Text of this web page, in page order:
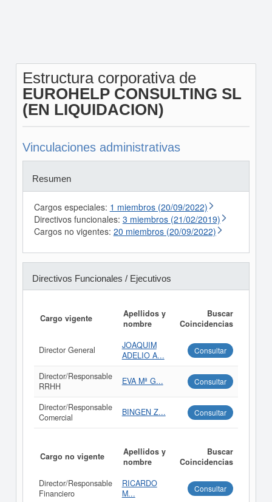
Estructura corporativa de
EUROHELP CONSULTING SL
(EN LIQUIDACION)
Vinculaciones administrativas
Resumen
Cargos especiales: 1 miembros (20/09/2022)
Directivos funcionales: 3 miembros (21/02/2019)
Cargos no vigentes: 20 miembros (20/09/2022)
Directivos Funcionales / Ejecutivos
Cargo vigente
Apellidos y
nombre
Buscar
Coincidencias
Director General
JOAQUIM
ADELIO A...
Consultar
Director/Responsable
RRHH
EVA Mª G... Consultar
Director/Responsable
Comercial
BINGEN Z... Consultar
Cargo no vigente
Apellidos y
nombre
Buscar
Coincidencias
Director/Responsable
Financiero
RICARDO
M...
Consultar